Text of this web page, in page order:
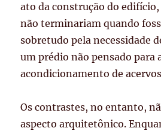
ato da construção do
não terminariam quando
sobretudo pela necessidade
um prédio não pensado para
acondicionamento de
Os contrastes, no entanto,
aspecto arquitetônico.